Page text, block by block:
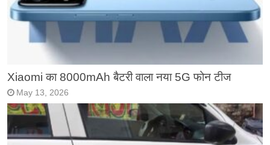
Xiaomi का 8000mAh बैटरी वाला नया 5G फोन टीज
May 13, 2026